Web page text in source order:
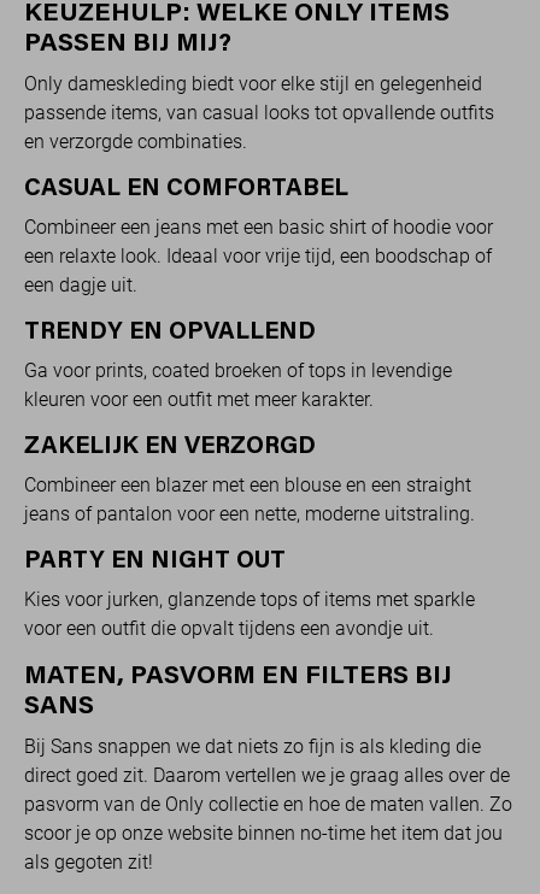
KEUZEHULP: WELKE ONLY ITEMS
PASSEN BIJ MIJ?
Only dameskleding biedt voor elke stijl en gelegenheid
passende items, van casual looks tot opvallende outfits
en verzorgde combinaties.
CASUAL EN COMFORTABEL
Combineer een jeans met een basic shirt of hoodie voor
een relaxte look. Ideaal voor vrije tijd, een boodschap of
een dagje uit.
TRENDY EN OPVALLEND
Ga voor prints, coated broeken of tops in levendige
kleuren voor een outfit met meer karakter.
ZAKELIJK EN VERZORGD
Combineer een blazer met een blouse en een straight
jeans of pantalon voor een nette, moderne uitstraling.
PARTY EN NIGHT OUT
Kies voor jurken, glanzende tops of items met sparkle
voor een outfit die opvalt tijdens een avondje uit.
MATEN, PASVORM EN FILTERS BIJ
SANS
Bij Sans snappen we dat niets zo fijn is als kleding die
direct goed zit. Daarom vertellen we je graag alles over de
pasvorm van de Only collectie en hoe de maten vallen. Zo
scoor je op onze website binnen no-time het item dat jou
als gegoten zit!